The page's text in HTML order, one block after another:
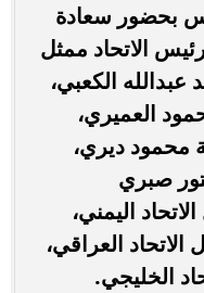
بحضور سعادة
الاتحاد ممثل
الكعبي،
العميري،
محمود ديري،
صبري
اليمني،
العراقي،
الخليجي.